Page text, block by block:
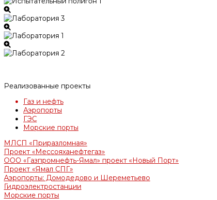
Реализованные проекты
Газ и нефть
Аэропорты
ГЭС
Морские порты
МЛСП «Приразломная»
Проект «Мессояханефтегаз»
ООО «Газпромнефть-Ямал» проект «Новый Порт»
Проект «Ямал СПГ»
Аэропорты: Домодедово и Шереметьево
Гидроэлектростанции
Морские порты